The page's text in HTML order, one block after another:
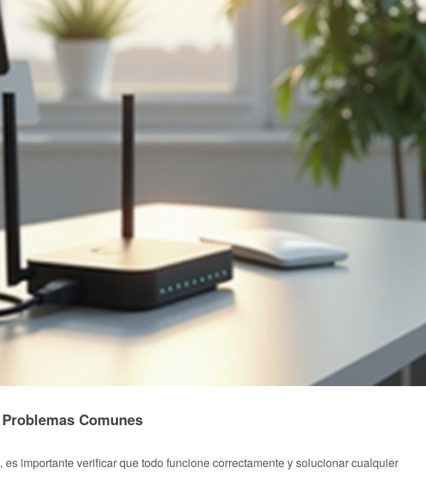
Comunes
importante verificar que todo funcione correctamente y solucionar cualquier